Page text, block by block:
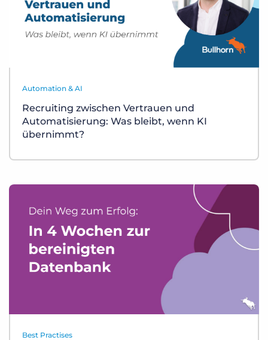
Automation & AI
Recruiting zwischen Vertrauen und
Automatisierung: Was bleibt, wenn KI
übernimmt?
Best Practises